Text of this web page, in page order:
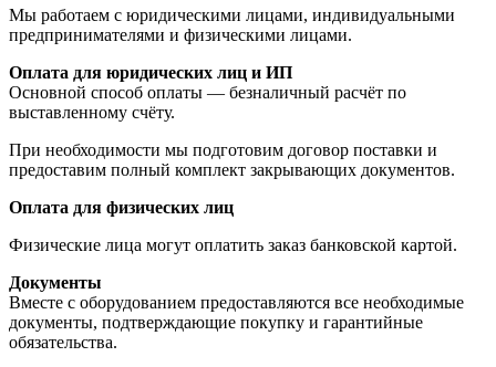
Мы работаем с юридическими лицами, индивидуальными
предпринимателями и физическими лицами.
Оплата для юридических лиц и ИП
Основной способ оплаты — безналичный расчёт по
выставленному счёту.
При необходимости мы подготовим договор поставки и
предоставим полный комплект закрывающих документов.
Оплата для физических лиц
Физические лица могут оплатить заказ банковской картой.
Документы
Вместе с оборудованием предоставляются все необходимые
документы, подтверждающие покупку и гарантийные
обязательства.